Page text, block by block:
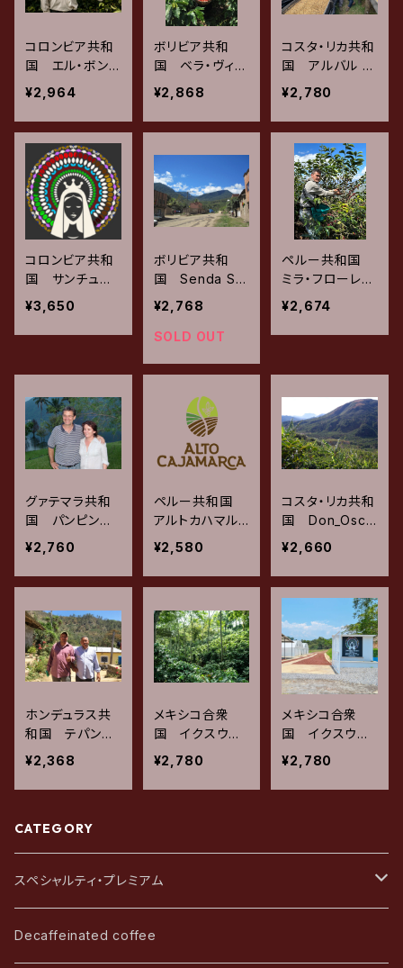
コロンビア共和
国 エル・ボン
ボ ピンクブル
ボン / ウォッシ
ュド 200g
¥2,964
ボリビア共和
国 ベラ・ヴィス
タ ティピカ・カ
ツーラ / ウォッ
シュド 200g
¥2,868
コスタ・リカ共和
国 アルバル ブ
エナ・ヴィスタミ
ル ビジャサル
チ / ブラックハ
ニー 200g
¥2,780
コロンビア共和
国 サンチュア
リオ レッドブル
ボン / ゴールド
ウォッシュド 2
¥3,650
ボリビア共和
国 Senda Sal
baje – Carmel
o & Rene テ
ィピカ・カツーラ
200g
¥2,768
SOLD OUT
ペルー共和国
ミラ・フローレ
ス ジャヴァニ
カ / ナチュラ
ル 200g
¥2,674
グァテマラ共和
国 パンピンチ
ン ブルボン /
アナエロビック
ワイニー６０H
¥2,760
ペルー共和国
アルトカハマル
カ / フロレンテ
ィーノ・オカーニ
ャ・ロドリゲス
ルボン / ナチュ
ラル 200g
¥2,580
コスタ・リカ共和
国 Don_Osca
r micromill ヴ
ィジャロボス /
レッドハニー 2
00g
¥2,660
ホンデュラス共
和国 テパング
アレ ブルボン /
アナエロビック
ナチュラル 20
¥2,368
メキシコ合衆
国 イクスウア
トラン ブルボ
ン・センテニアル
/ パープルハニ
¥2,780
メキシコ合衆
国 イクスウア
トラン ブルボン
/ レッドハニー
200g
¥2,780
CATEGORY
スペシャルティ・プレミアム
アフリカ・中東
Decaffeinated coffee